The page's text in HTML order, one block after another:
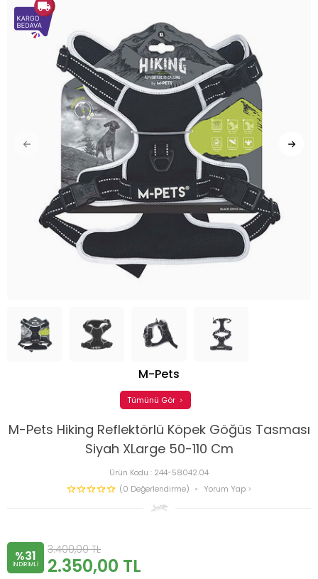
M-Pets Hiking Reflektörlü Köpek Göğüs Tasması
Siyah XLarge 50-110 Cm
Ürün Kodu : 244-58042.04
(0 Değerlendirme)
Yorum Yap
M-Pets
Tümünü Gör
%31
INDIRIMLI
3.400,00TL
2.350,00 TL